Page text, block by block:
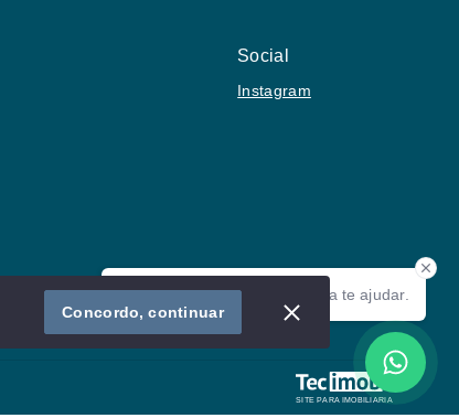
Olá! Estamos disponíveis para te ajudar.
Social
Instagram
SITE PARA IMOBILIARIA
Concordo, continuar